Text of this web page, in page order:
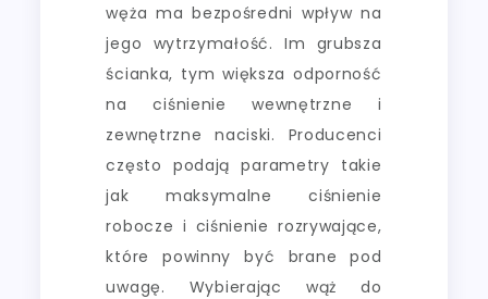
węża ma bezpośredni wpływ na
jego wytrzymałość. Im grubsza
ścianka, tym większa odporność
na ciśnienie wewnętrzne i
zewnętrzne naciski. Producenci
często podają parametry takie
jak maksymalne ciśnienie
robocze i ciśnienie rozrywające,
które powinny być brane pod
uwagę. Wybierając wąż do